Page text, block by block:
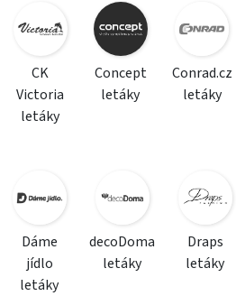
CK
Victoria
letáky
Concept
letáky
Conrad.cz
letáky
Dáme
jídlo
letáky
decoDoma
letáky
Draps
letáky